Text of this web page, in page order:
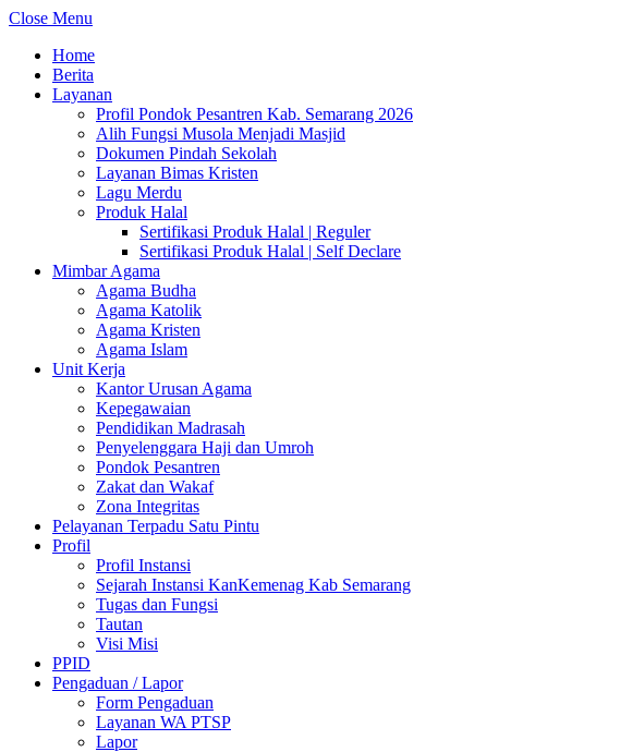
Close Menu
Home
Berita
Layanan
Profil Pondok Pesantren Kab. Semarang 2026
Alih Fungsi Musola Menjadi Masjid
Dokumen Pindah Sekolah
Layanan Bimas Kristen
Lagu Merdu
Produk Halal
Sertifikasi Produk Halal | Reguler
Sertifikasi Produk Halal | Self Declare
Mimbar Agama
Agama Budha
Agama Katolik
Agama Kristen
Agama Islam
Unit Kerja
Kantor Urusan Agama
Kepegawaian
Pendidikan Madrasah
Penyelenggara Haji dan Umroh
Pondok Pesantren
Zakat dan Wakaf
Zona Integritas
Pelayanan Terpadu Satu Pintu
Profil
Profil Instansi
Sejarah Instansi KanKemenag Kab Semarang
Tugas dan Fungsi
Tautan
Visi Misi
PPID
Pengaduan / Lapor
Form Pengaduan
Layanan WA PTSP
Lapor